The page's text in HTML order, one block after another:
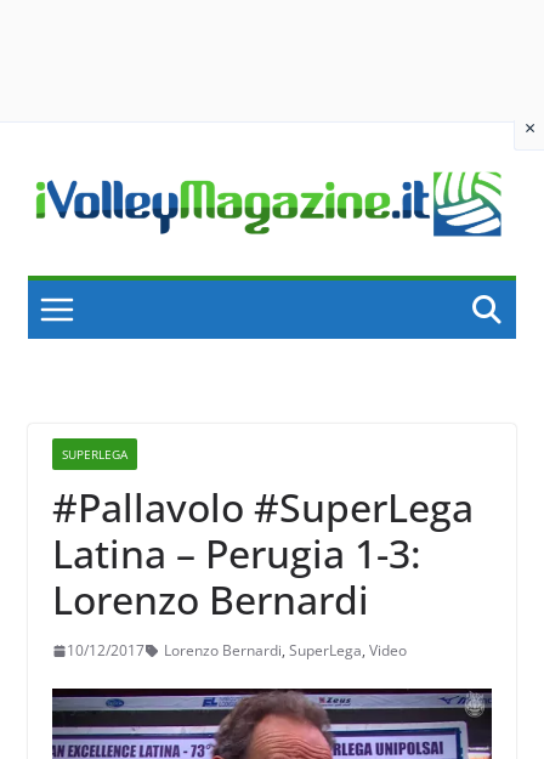
×
content
SUPERLEGA
#Pallavolo #SuperLega
Latina – Perugia 1-3:
Lorenzo Bernardi
10/12/2017 Lorenzo Bernardi, SuperLega, Video